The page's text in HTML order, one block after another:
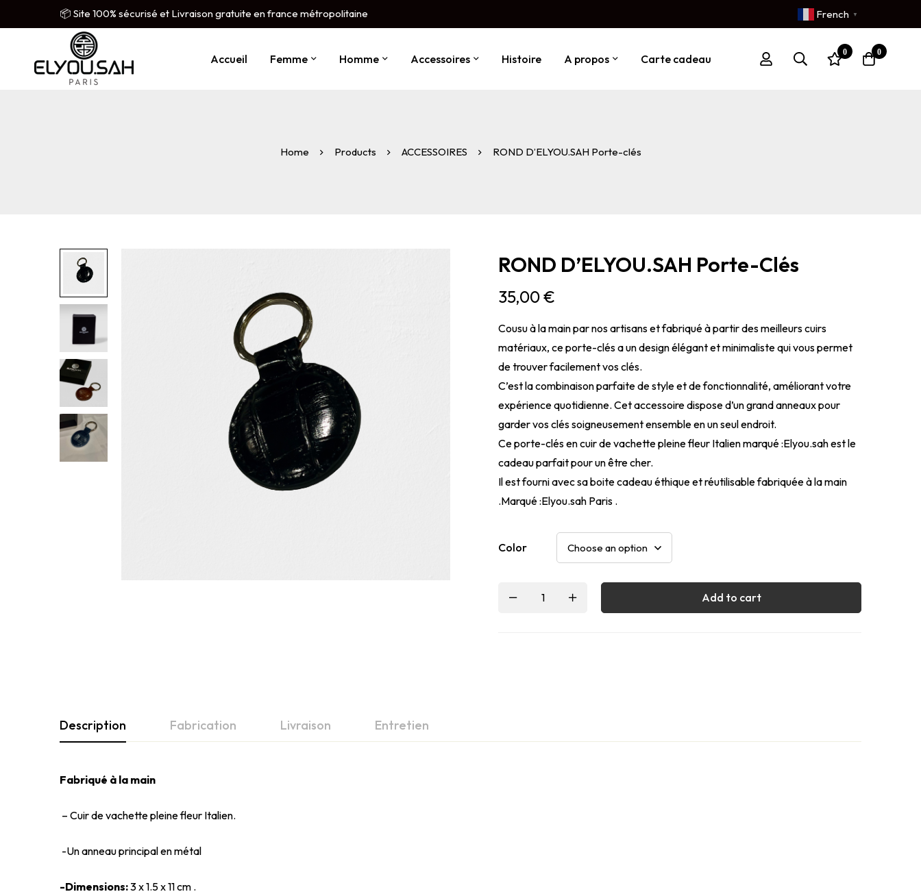
📦 Site 100% sécurisé et Livraison gratuite en france métropolitaine French ▼
Accueil Femme Homme Accessoires Histoire A propos Carte cadeau
0 0
Home Products ACCESSOIRES ROND D’ELYOU.SAH Porte-clés
ROND D’ELYOU.SAH Porte-Clés
35,00€
Cousu à la main par nos artisans et fabriqué à partir des meilleurs cuirs
matériaux, ce porte-clés a un design élégant et minimaliste qui vous permet
de trouver facilement vos clés.
C’est la combinaison parfaite de style et de fonctionnalité, améliorant votre
expérience quotidienne. Cet accessoire dispose d’un grand anneaux pour
garder vos clés soigneusement ensemble en un seul endroit.
Ce porte-clés en cuir de vachette pleine fleur Italien marqué :Elyou.sah est le
cadeau parfait pour un être cher.
Il est fourni avec sa boite cadeau éthique et réutilisable fabriquée à la main
.Marqué :Elyou.sah Paris .
Color
Add to cart
Description Fabrication Livraison Entretien
Fabriqué à la main
– Cuir de vachette pleine fleur Italien.
-Un anneau principal en métal
-Dimensions:3 x 1.5 x 11 cm .